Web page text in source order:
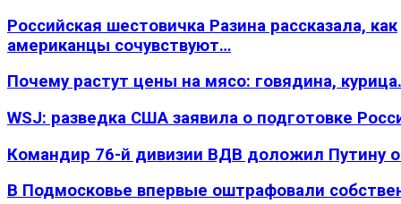
Российская шестовичка Разина рассказала, как
американцы сочувствуют…
Почему растут цены на мясо: говядина,
WSJ: разведка США заявила о подготовке
Командир 76-й дивизии ВДВ доложил Путину
В Подмосковье впервые оштрафовали